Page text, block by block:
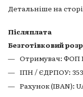
Детальніше на
Післяплата
Безготівковий
Отримувач: ФОП
ІПН / ЄДРПОУ:
Рахунок (IBAN):